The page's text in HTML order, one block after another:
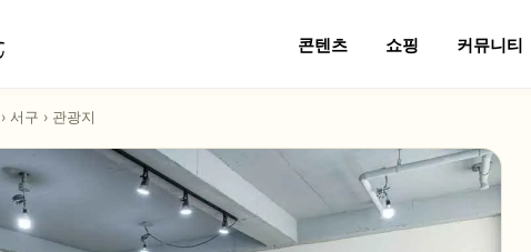
콘텐츠 쇼핑 커뮤니티
› 서구 › 관광지